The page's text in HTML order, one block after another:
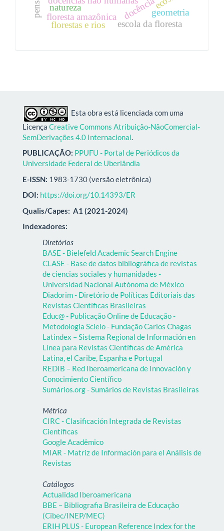
docência
floresta amazônica
escola da floresta
natureza
florestas e rios
geometria
Esta obra está licenciada com uma
Licença Creative Commons Atribuição-NãoComercial-
SemDerivações 4.0 Internacional.
PUBLICAÇÃO: PPUFU - Portal de Periódicos da
Universidade Federal de Uberlândia
E-ISSN: 1983-1730 (versão eletrônica)
DOI: https://doi.org/10.14393/ER
Qualis/Capes: A1 (2021-2024)
Indexadores:
Diretórios
BASE - Bielefeld Academic Search Engine
CLASE - Base de datos bibliográfica de revistas
de ciencias sociales y humanidades -
Universidad Nacional Autónoma de México
Diadorim - Diretório de Políticas Editoriais das
Revistas Científicas Brasileiras
Educ@ - Publicação Online de Educação -
Metodologia Scielo - Fundação Carlos Chagas
Latindex – Sistema Regional de Información en
Línea para Revistas Científicas de América
Latina, el Caribe, Espanha e Portugal
REDIB – Red Iberoamericana de Innovación y
Conocimiento Científico
Sumários.org - Sumários de Revistas Brasileiras
Métrica
CIRC - Clasificación Integrada de Revistas
Científicas
Google Acadêmico
MIAR - Matriz de Información para el Análisis de
Revistas
Catálogos
Actualidad Iberoamericana
BBE – Bibliografia Brasileira de Educação
(Cibec/INEP/MEC)
ERIH PLUS - European Reference Index for the